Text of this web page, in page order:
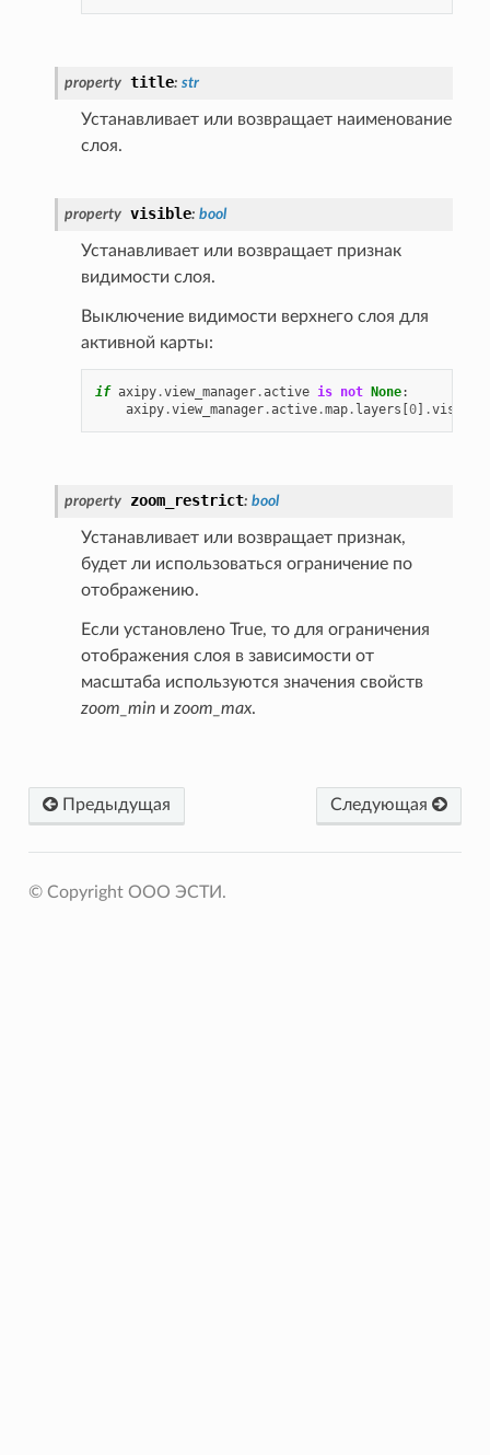
property title: str
Устанавливает или возвращает наименование
слоя.
property visible: bool
Устанавливает или возвращает признак
видимости слоя.
Выключение видимости верхнего слоя для
активной карты:
if axipy.view_manager.active is not None:
axipy.view_manager.active.map. layers [0] .visible
property zoom_restrict: bool
Устанавливает или возвращает признак,
будет ли использоваться ограничение по
отображению.
Если установлено True, то для ограничения
отображения слоя в зависимости от
масштаба используются значения свойств
zoom_minи zoom_max.
Предыдущая Следующая
© Copyright OOO ЭСТИ.